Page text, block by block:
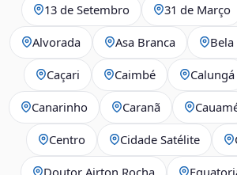
13 de Setembro 31 de Março
Alvorada Asa Branca Bela
Caçari Caimbé Calungá
Canarinho Caranã
Centro Cidade Satélite
Doutor Airton Rocha